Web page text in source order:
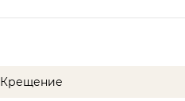
Крещение